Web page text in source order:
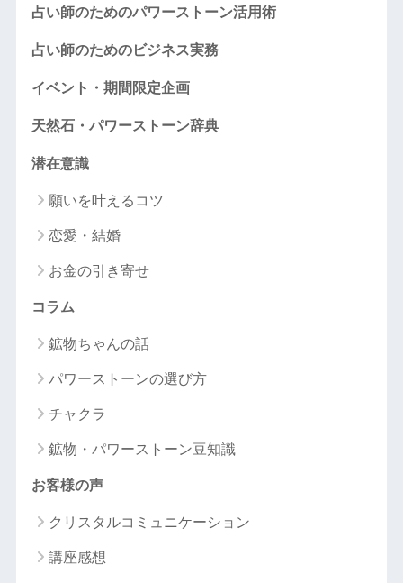
占い師のためのパワーストーン活用術
占い師のためのビジネス実務
イベント・期間限定企画
天然石・パワーストーン辞典
潜在意識
願いを叶えるコツ
恋愛・結婚
お金の引き寄せ
コラム
鉱物ちゃんの話
パワーストーンの選び方
チャクラ
鉱物・パワーストーン豆知識
お客様の声
クリスタルコミュニケーション
講座感想